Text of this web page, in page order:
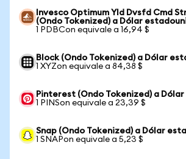
Invesco Optimum Yld Dvsfd Cmd Str
(Ondo Tokenized) a Dólar
1 PDBCon equivale a 16,94 $
Block (Ondo Tokenized) a Dólar
1 XYZon equivale a 84,38 $
Pinterest (Ondo Tokenized) a
1 PINSon equivale a 23,39 $
Snap (Ondo Tokenized) a Dólar
1 SNAPon equivale a 5,23 $